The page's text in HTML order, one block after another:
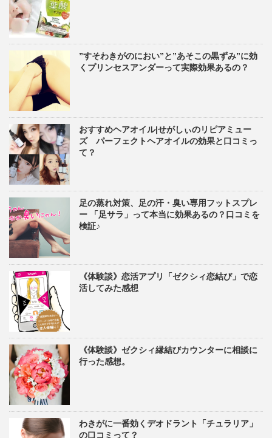
”すそわきがのにおい”と”あそこの黒ずみ”に効
くプリンセスアンダーって実際効果あるの？
おすすめヘアオイル|せがしぃのリピアミュー
ズ パーフェクトヘアオイルの効果と口コミっ
て？
足の蒸れ対策、足の汗・臭い専用フットスプレ
ー 「足サラ」って本当に効果あるの？口コミを
検証♪
《体験談》恋活アプリ「ゼクシィ恋結び」で恋
活してみた感想
《体験談》ゼクシィ縁結びカウンターに相談に
行った感想。
わきがに一番効くデオドラント「チュラリア」
の口コミって？